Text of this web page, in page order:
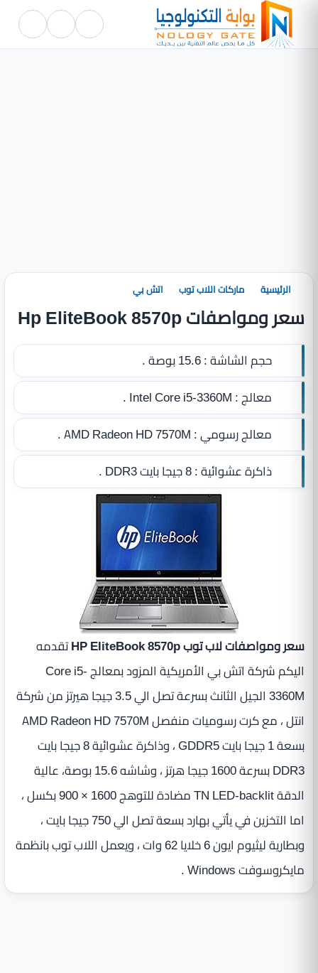
الرئيسية ماركات اللاب توب اتش بي
سعر ومواصفات Hp EliteBook 8570p
حجم الشاشة :15.6 بوصة .
معالج :Intel Core i5-3360M .
معالج رسومي :AMD Radeon HD 7570M .
ذاكرة عشوائية :8 جيجا بايت DDR3 .
سعر ومواصفات لاب توب HP EliteBook 8570p
تقدمه
اليكم شركة اتش بي الأمريكية المزود بمعالج Core i5-
3360M الجيل الثانث بسرعة تصل الي 3.5 جيجا هيرتز من شركة
انتل ، مع كرت رسوميات منفصل AMD Radeon HD 7570M
بسعة 1 جيجا بايت GDDR5 ، وذاكرة عشوائية 8 جيجا بايت
DDR3 بسرعة 1600 جيجا هرتز ، وشاشه 15.6 بوصة، عالية
الدقة TN LED-backlit مضادة للتوهج 1600 × 900 بكسل ،
اما التخزين في يأتي بهارد بسعة تصل الي 750 جيجا بايت ،
وبطارية ليثيوم ايون 6 خلايا 62 وات ، ويعمل اللاب توب بانظمة
مايكروسوفت Windows .